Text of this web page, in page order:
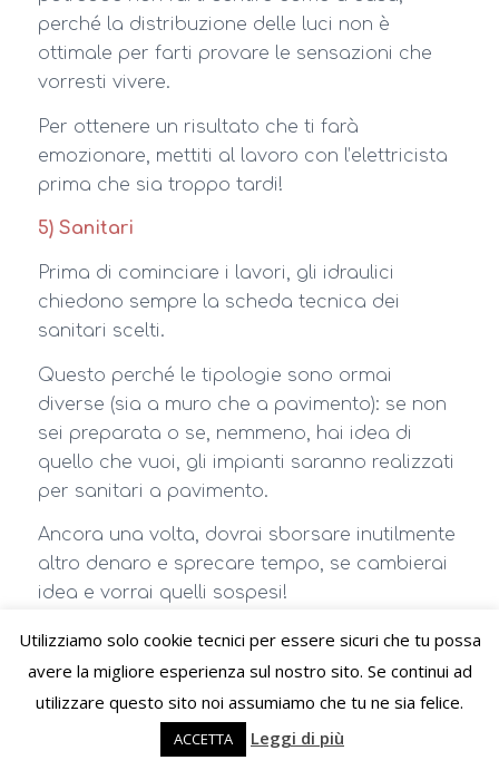
perché la distribuzione delle luci non è
ottimale per farti provare le sensazioni che
vorresti vivere.
Per ottenere un risultato che ti farà
emozionare, mettiti al lavoro con l’elettricista
prima che sia troppo tardi!
5) Sanitari
Prima di cominciare i lavori, gli idraulici
chiedono sempre la scheda tecnica dei
sanitari scelti.
Questo perché le tipologie sono ormai
diverse (sia a muro che a pavimento): se non
sei preparata o se, nemmeno, hai idea di
quello che vuoi, gli impianti saranno realizzati
per sanitari a pavimento.
Ancora una volta, dovrai sborsare inutilmente
altro denaro e sprecare tempo, se cambierai
idea e vorrai quelli sospesi!
A meno di non accontentarsi di qualcosa che
non vorresti.
6) Finiture e rivestimenti alle pareti
Qui vale lo stesso discorso dei pavimenti.
Utilizziamo solo cookie tecnici per essere sicuri che tu possa
avere la migliore esperienza sul nostro sito. Se continui ad
utilizzare questo sito noi assumiamo che tu ne sia felice.
ACCETTA Leggi di più